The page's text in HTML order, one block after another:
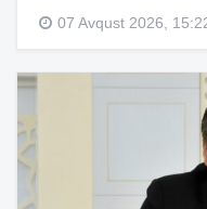
07 Avqust 2026,